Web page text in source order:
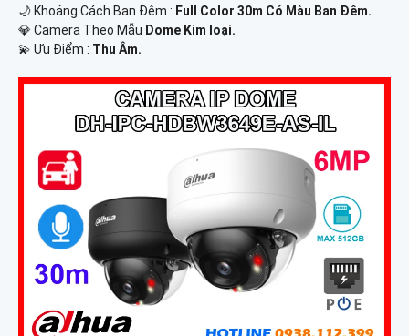
🌙 Khoảng Cách Ban Đêm : Full Color 30m Có Màu Ban Ðêm.
💎 Camera Theo Mẫu Dome Kim loại.
️💫 Ưu Điểm : Thu Âm.